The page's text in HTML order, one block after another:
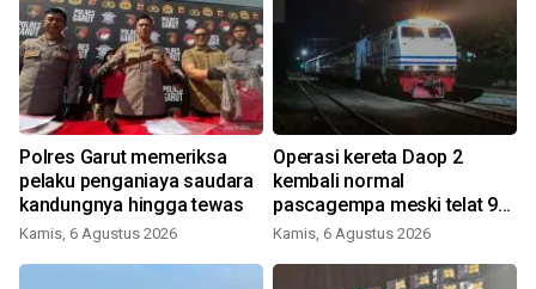
Polres Garut memeriksa
pelaku penganiaya saudara
kandungnya hingga tewas
Kamis, 6 Agustus 2026
Operasi kereta Daop 2
kembali normal
pascagempa meski telat 9-
60 menit
Kamis, 6 Agustus 2026